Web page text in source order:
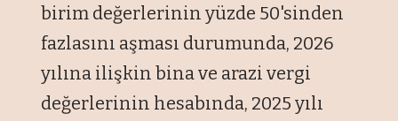
birim değerlerinin yüzde 50'sinden
fazlasını aşması durumunda, 2026
yılına ilişkin bina ve arazi vergi
değerlerinin hesabında, 2025 yılı